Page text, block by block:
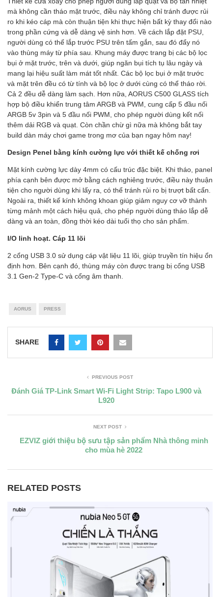
mà không cần tháo mặt trước, điều này không chỉ tránh được rủi
ro khi kéo cáp mà còn thuận tiện khi thực hiện bất kỳ thay đổi nào
trong phần cứng và dễ dàng vệ sinh hơn. Về cách lắp đặt PSU,
người dùng có thể lắp trước PSU trên tấm gắn, sau đó đẩy nó
vào thùng máy từ phía sau. Khung máy được trang bị các bộ lọc
bụi ở mặt trước, trên và dưới, giúp ngăn bụi tích tụ lâu ngày và
mang lại hiệu suất làm mát tốt nhất. Các bộ lọc bụi ở mặt trước
và mặt trên đều có từ tính và bộ lọc ở dưới cùng có thể tháo rời.
Cả 2 đều dễ dàng làm sạch. Hơn nữa, AORUS C500 GLASS tích
hợp bộ điều khiển trung tâm ARGB và PWM, cung cấp 5 đầu nối
ARGB 5v 3pin và 5 đầu nối PWM, cho phép người dùng kết nối
thêm dải RGB và quạt. Còn chần chừ gì nữa mà không bắt tay
build dàn máy chơi game trong mơ của bạn ngay hôm nay!
Design Penel bằng kính cường lực với thiết kế chống rơi
Mặt kính cường lực dày 4mm có cấu trúc đặc biệt. Khi tháo, panel
phía cạnh bên được mở bằng cách nghiêng trước, điều này thuận
tiện cho người dùng khi lấy ra, có thể tránh rủi ro bị trượt bất cẩn.
Ngoài ra, thiết kế kính không khoan giúp giảm nguy cơ vỡ thành
từng mảnh một cách hiệu quả, cho phép người dùng tháo lắp dễ
dàng và an toàn, đồng thời kéo dài tuổi thọ cho sản phẩm.
I/O linh hoạt. Cáp 11 lõi
2 cổng USB 3.0 sử dụng cáp vật liệu 11 lõi, giúp truyền tín hiệu ổn
định hơn. Bên cạnh đó, thùng máy còn được trang bị cổng USB
3.1 Gen-2 Type-C và cổng âm thanh.
AORUS PRESS
SHARE
PREVIOUS POST
Đánh Giá TP-Link Smart Wi-Fi Light Strip: Tapo L900 và
L920
NEXT POST
EZVIZ giới thiệu bộ sưu tập sản phẩm Nhà thông minh
cho mùa hè 2022
RELATED POSTS